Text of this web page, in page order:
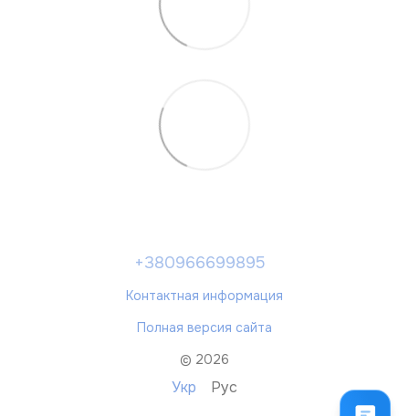
+380966699895
Контактная информация
Полная версия сайта
© 2026
Укр Рус